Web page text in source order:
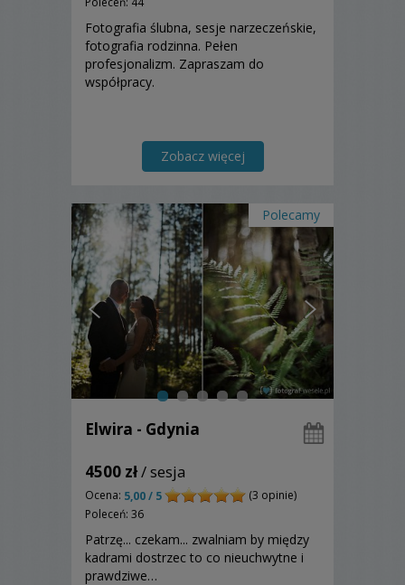
Fotografia ślubna, sesje narzeczeńskie,
fotografia rodzinna. Pełen
profesjonalizm. Zapraszam do
współpracy.
Zobacz więcej
Polecamy
Elwira - Gdynia
4500 zł/ sesja
Ocena: 5,00 / 5
(3 opinie)
Poleceń: 36
Patrzę... czekam... zwalniam by między
kadrami dostrzec to co nieuchwytne i
prawdziwe…